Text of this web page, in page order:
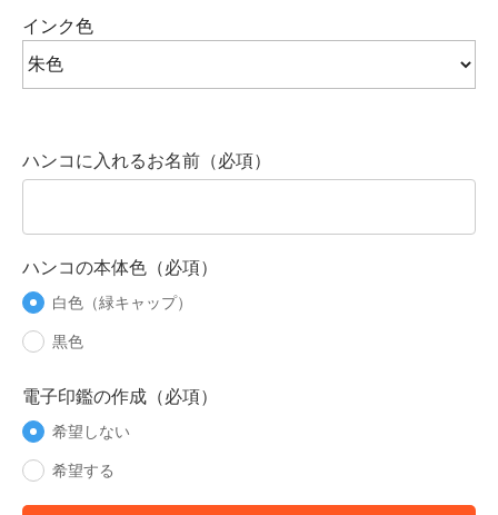
インク色
ハンコに入れるお名前（必項）
ハンコの本体色（必項）
白色（緑キャップ）
黒色
電子印鑑の作成（必項）
希望しない
希望する